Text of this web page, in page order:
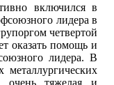
включился в
лидера в
четвертой
оказать помощь и
лидера. В
металлургических
очень тяжелая и